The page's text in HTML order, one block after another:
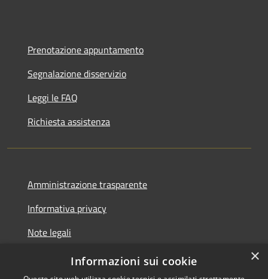
Prenotazione appuntamento
Segnalazione disservizio
Leggi le FAQ
Richiesta assistenza
Amministrazione trasparente
Informativa privacy
Note legali
Dichiarazione di accessibilità
×
Informazioni sui cookie